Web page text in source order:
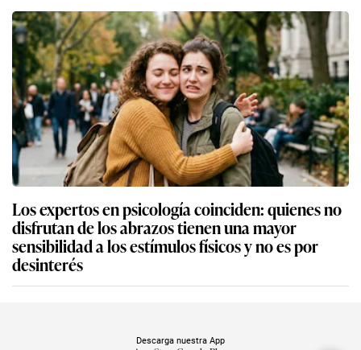
Los expertos en psicología coinciden: quienes no
disfrutan de los abrazos tienen una mayor
sensibilidad a los estímulos físicos y no es por
desinterés
Descarga nuestra App